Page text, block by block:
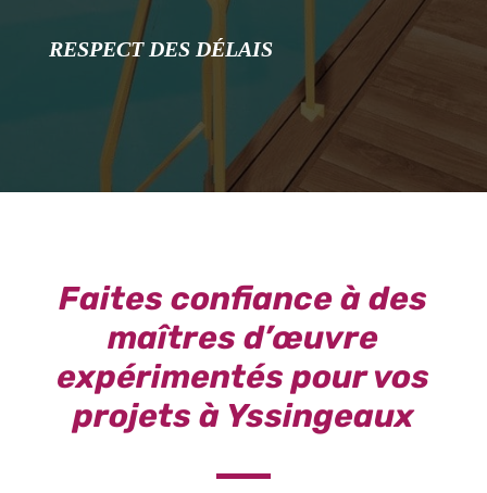
RESPECT DES DÉLAIS
Faites confiance à des
maîtres d’œuvre
expérimentés pour vos
projets à Yssingeaux